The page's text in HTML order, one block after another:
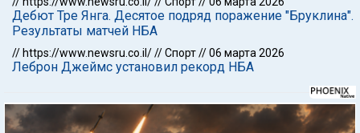
Дебют Тре Янга. Десятое подряд поражение "Бруклина".
Результаты матчей НБА
// https://www.newsru.co.il///Спорт//06 марта 2026
Леброн Джеймс установил рекорд НБА